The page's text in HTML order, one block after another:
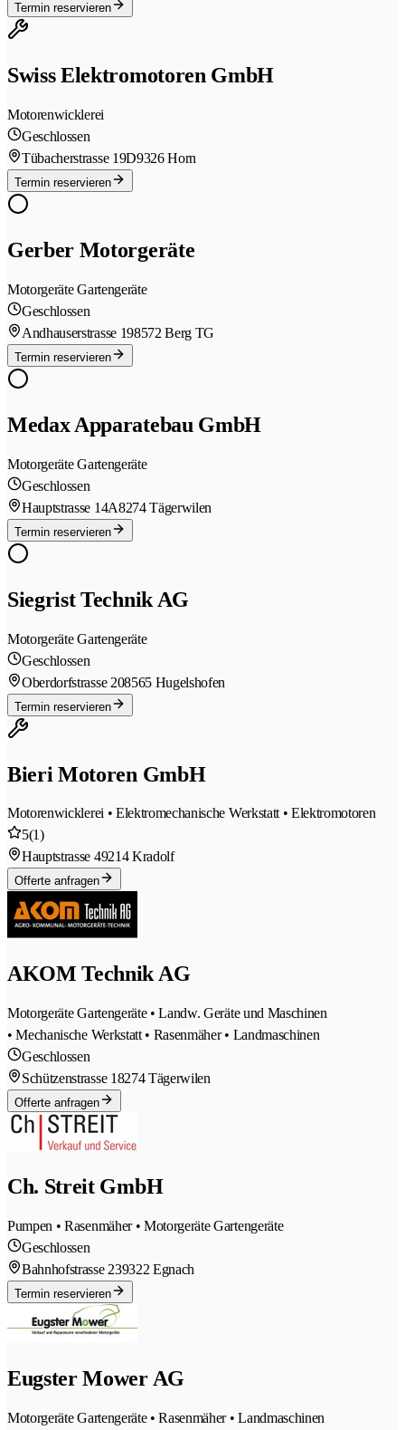
Termin reservieren
Swiss Elektromotoren GmbH
Motorenwicklerei
Geschlossen
Tübacherstrasse 19D9326 Horn
Termin reservieren
Gerber Motorgeräte
Motorgeräte Gartengeräte
Geschlossen
Andhauserstrasse 198572 Berg TG
Termin reservieren
Medax Apparatebau GmbH
Motorgeräte Gartengeräte
Geschlossen
Hauptstrasse 14A8274 Tägerwilen
Termin reservieren
Siegrist Technik AG
Motorgeräte Gartengeräte
Geschlossen
Oberdorfstrasse 208565 Hugelshofen
Termin reservieren
Bieri Motoren GmbH
Motorenwicklerei • Elektromechanische Werkstatt • Elektromotoren
5(1)
Hauptstrasse 49214 Kradolf
Offerte anfragen
AKOM Technik AG
Motorgeräte Gartengeräte • Landw. Geräte und Maschinen
• Mechanische Werkstatt • Rasenmäher • Landmaschinen
Geschlossen
Schützenstrasse 18274 Tägerwilen
Offerte anfragen
Ch. Streit GmbH
Pumpen • Rasenmäher • Motorgeräte Gartengeräte
Geschlossen
Bahnhofstrasse 239322 Egnach
Termin reservieren
Eugster Mower AG
Motorgeräte Gartengeräte • Rasenmäher • Landmaschinen